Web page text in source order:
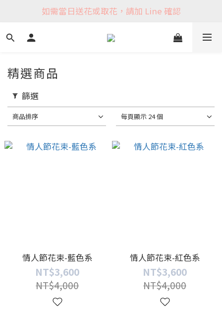
如需當日送花或取花，請加 Line 確認
精選商品
篩選
商品排序 每頁顯示 24 個
情人節花束-藍色系
NT$3,600
NT$4,000
情人節花束-紅色系
NT$3,600
NT$4,000